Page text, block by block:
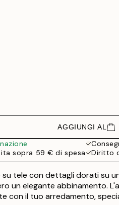
Cornice in nero
AGGIUNGI AL
sopra 59 € di spesa
Diritto
tele con dettagli dorati su
un elegante abbinamento.
con il tuo arredamento,